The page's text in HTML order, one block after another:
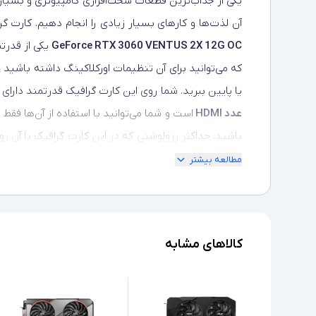
آن لذت‌ها و کارهای بسیار زیادی را انجام دهیم.
GeForce RTX 3060 VENTUS 2X 12G OC یکی از
که می‌توانید برای آن تنظیمات اورکلاکینگ داشته
یا پایین ببرید. شما روی این کارت گرافیک‌ قدرتمند دارای 4 خروجی متشکل
عدد HDMI
است و شما می‌توانید با استفاده از آن‌ها فقط تا 4 نمایش هم‌
باشید. حداکثر رزولوشنی که در این کارت‌ گرافیک با
می‌تواند تصویری با کیفیت و نمایش بالا و دقیق جرییات
هیچ‌گاه از نظر حافظه کم نمی‌آورید. از نکات مهندسی
مطالعه بیشتر
کالاهای مشابه